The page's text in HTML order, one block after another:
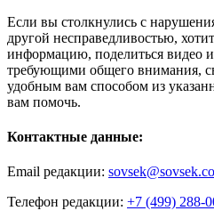
Если вы столкнулись с
другой несправедливостью,
информацию, поделиться видео
требующими общего внимания,
удобным вам способом из
вам помочь.
Контактные данные:
Email редакции:
Телефон редакции: +7 (499) 288-